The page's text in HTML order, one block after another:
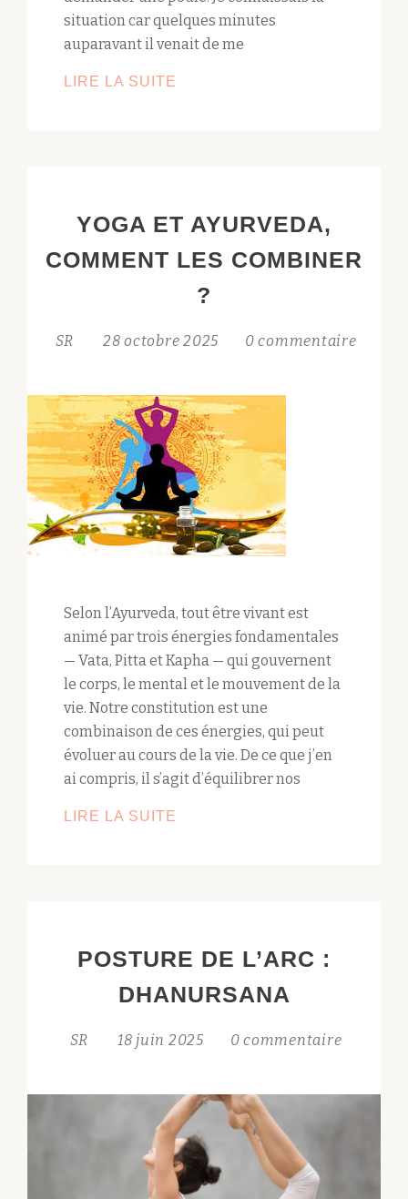
situation car quelques minutes
auparavant il venait de me
LIRE LA SUITE
POULES
YOGA ET AYURVEDA,
COMMENT LES COMBINER
?
SR 28 octobre 2025 0 commentaire
Selon l’Ayurveda, tout être vivant est
animé par trois énergies fondamentales
— Vata, Pitta et Kapha — qui gouvernent
le corps, le mental et le mouvement de la
vie. Notre constitution est une
combinaison de ces énergies, qui peut
évoluer au cours de la vie. De ce que j’en
ai compris, il s’agit d’équilibrer nos
LIRE LA SUITE
?
POSTURE DE L’ARC :
DHANURSANA
SR 18 juin 2025 0 commentaire